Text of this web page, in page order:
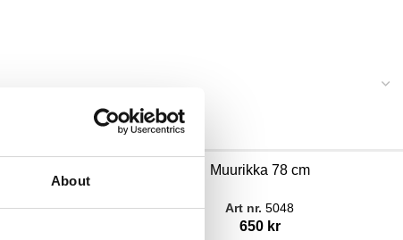
About
Muurikka 78 cm
Art nr. 5048
650 kr